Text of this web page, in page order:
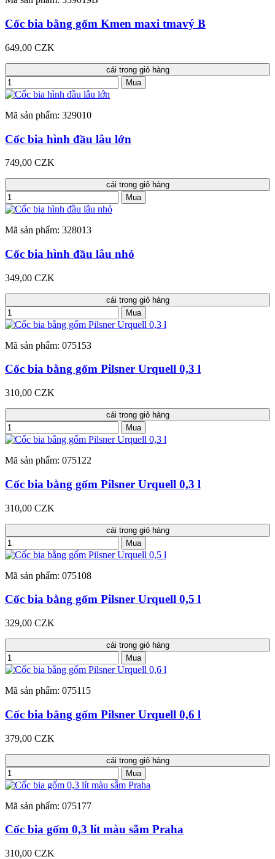
Cốc bia bằng gốm Kmen maxi tmavý B
649,00 CZK
cái trong giỏ hàng
Mua
Mã sản phẩm: 329010
Cốc bia hình đầu lâu lớn
749,00 CZK
cái trong giỏ hàng
Mua
Mã sản phẩm: 328013
Cốc bia hình đầu lâu nhỏ
349,00 CZK
cái trong giỏ hàng
Mua
Mã sản phẩm: 075153
Cốc bia bằng gốm Pilsner Urquell 0,3 l
310,00 CZK
cái trong giỏ hàng
Mua
Mã sản phẩm: 075122
Cốc bia bằng gốm Pilsner Urquell 0,3 l
310,00 CZK
cái trong giỏ hàng
Mua
Mã sản phẩm: 075108
Cốc bia bằng gốm Pilsner Urquell 0,5 l
329,00 CZK
cái trong giỏ hàng
Mua
Mã sản phẩm: 075115
Cốc bia bằng gốm Pilsner Urquell 0,6 l
379,00 CZK
cái trong giỏ hàng
Mua
Mã sản phẩm: 075177
Cốc bia gốm 0,3 lít màu sẫm Praha
310,00 CZK